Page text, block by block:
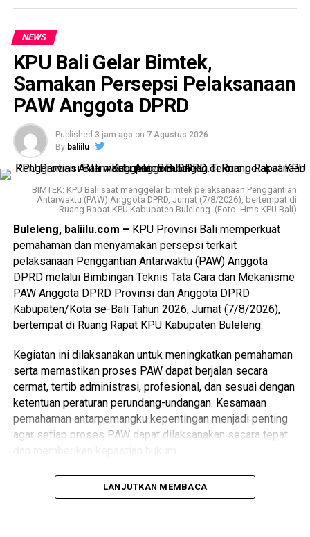
NEWS
KPU Bali Gelar Bimtek,
Samakan Persepsi Pelaksanaan
PAW Anggota DPRD
Published 3 jam ago on 7 Agustus 2026
By baliilu
BIMTEK: KPU Bali saat menggelar bimtek pelaksanaan Penggantian
Antarwaktu (PAW) Anggota DPRD, Jumat (7/8/2026), bertempat di
Ruang Rapat KPU Kabupaten Buleleng. (Foto: Hms KPU Bali)
Buleleng, baliilu.com – KPU Provinsi Bali memperkuat
pemahaman dan menyamakan persepsi terkait
pelaksanaan Penggantian Antarwaktu (PAW) Anggota
DPRD melalui Bimbingan Teknis Tata Cara dan Mekanisme
PAW Anggota DPRD Provinsi dan Anggota DPRD
Kabupaten/Kota se-Bali Tahun 2026, Jumat (7/8/2026),
bertempat di Ruang Rapat KPU Kabupaten Buleleng.
Kegiatan ini dilaksanakan untuk meningkatkan pemahaman
serta memastikan proses PAW dapat berjalan secara
cermat, tertib administrasi, profesional, dan sesuai dengan
ketentuan peraturan perundang-undangan. Kesamaan
pemahaman antarpemangku kepentingan menjadi penting
agar setiap proses PAW dapat dilaksanakan secara tepat
Bimbingan teknis dibuka oleh Ketua KPU Provinsi Bali dan
menghadirkan Anggota KPU Republik Indonesia, Idham
LANJUTKAN MEMBACA